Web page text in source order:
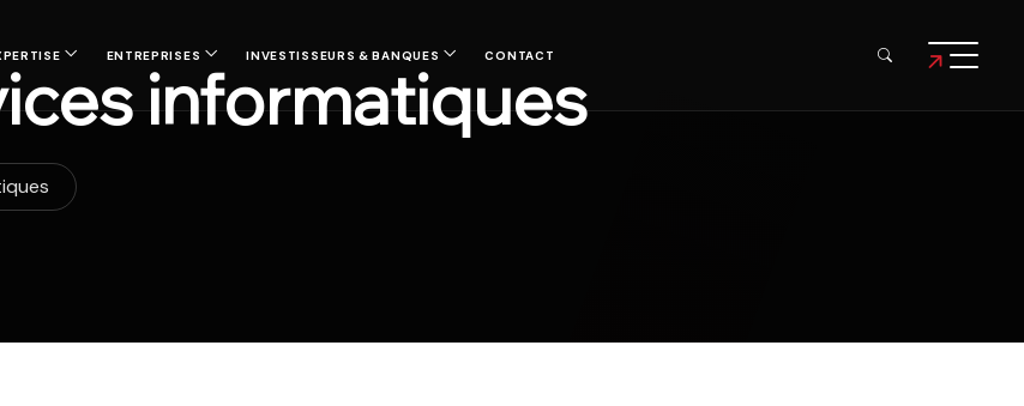
ENTREPRISES INVESTISSEURS & BANQUES CONTACT
informatiques